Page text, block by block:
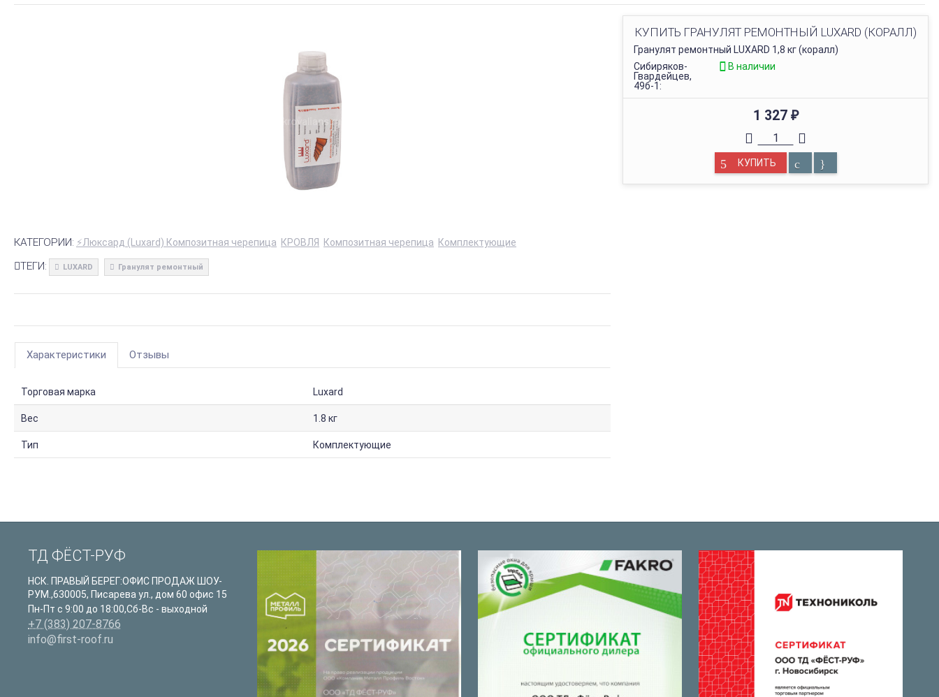
КУПИТЬ ГРАНУЛЯТ РЕМОНТНЫЙ LUXARD (КОРАЛЛ)
Гранулят ремонтный LUXARD 1,8 кг (коралл)
Сибиряков-
Гвардейцев,
49б-1:
В наличии
1 327 ₽
КУПИТЬ
КАТЕГОРИИ: ⚡Люксард (Luxard) Композитная черепица КРОВЛЯ Композитная черепица Комплектующие
ТЕГИ: LUXARD Гранулят ремонтный
Характеристики Отзывы
Торговая марка Luxard
Вес 1.8 кг
Тип Комплектующие
ТД ФЁСТ-РУФ
НСК. ПРАВЫЙ БЕРЕГ:ОФИС ПРОДАЖ ШОУ-
РУМ.,630005, Писарева ул., дом 60 офис 15
Пн-Пт с 9:00 до 18:00,Сб-Вс - выходной
+7 (383) 207-8766
info@first-roof.ru